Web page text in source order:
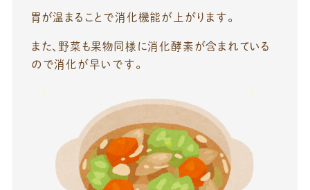
胃が温まることで消化機能が上がります。
また、野菜も果物同様に消化酵素が含まれている
ので消化が早いです。